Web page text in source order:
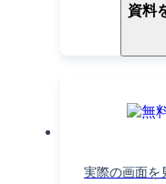
資料
実際の画面を